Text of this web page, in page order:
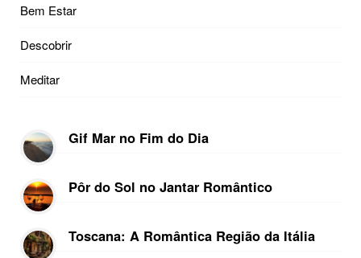
Bem Estar
Descobrir
Meditar
Gif Mar no Fim do Dia
Pôr do Sol no Jantar Romântico
Toscana: A Romântica Região da Itália